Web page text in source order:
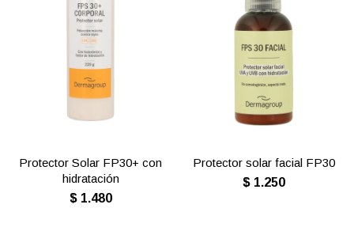
Protector Solar FP30+ con
hidratación
$ 1.480
Protector solar facial FP30
$ 1.250